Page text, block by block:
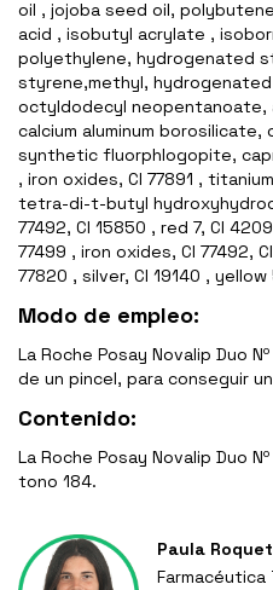
oil , jojoba seed oil,
acid , isobutyl acrylate ,
polyethylene, hydrogenated
styrene,methyl,
octyldodecyl neopentanoate,
calcium aluminum
synthetic fluorphlogopite,
, iron oxides, CI 77891 ,
tetra-di-t-butyl
77492, CI 15850 , red 7, CI
77499 , iron oxides, CI 77492,
77820 , silver, CI 19140 , yellow
Modo de empleo:
La Roche Posay Novalip Duo
de un pincel, para conseguir
Contenido:
La Roche Posay Novalip Duo
tono 184.
Paula